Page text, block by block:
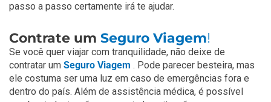
passo a passo certamente irá te ajudar.
Contrate um Seguro Viagem!
Se você quer viajar com tranquilidade, não deixe de
contratar um Seguro Viagem . Pode parecer besteira, mas
ele costuma ser uma luz em caso de emergências fora e
dentro do país. Além de assistência médica, é possível